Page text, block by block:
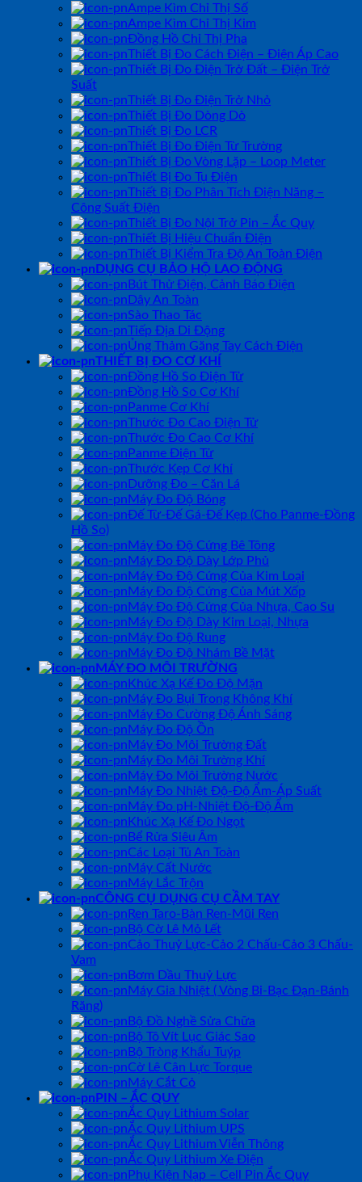
Ampe Kìm Chỉ Thị Số
Ampe Kìm Chỉ Thị Kim
Đồng Hồ Chỉ Thị Pha
Thiết Bị Đo Cách Điện – Điện Áp Cao
Thiết Bị Đo Điện Trở Đất – Điện Trở
Suất
Thiết Bị Đo Điện Trở Nhỏ
Thiết Bị Đo Dòng Dò
Thiết Bị Đo LCR
Thiết Bị Đo Điện Từ Trường
Thiết Bị Đo Vòng Lặp – Loop Meter
Thiết Bị Đo Tụ Điện
Thiết Bị Đo Phân Tích Điện Năng –
Công Suất Điện
Thiết Bị Đo Nội Trở Pin – Ắc Quy
Thiết Bị Hiệu Chuẩn Điện
Thiết Bị Kiểm Tra Độ An Toàn Điện
DỤNG CỤ BẢO HỘ LAO ĐỘNG
Bút Thử Điện, Cảnh Báo Điện
Dây An Toàn
Sào Thao Tác
Tiếp Địa Di Động
Ủng Thảm Găng Tay Cách Điện
THIẾT BỊ ĐO CƠ KHÍ
Đồng Hồ So Điện Tử
Đồng Hồ So Cơ Khí
Panme Cơ Khí
Thước Đo Cao Điện Tử
Thước Đo Cao Cơ Khí
Panme Điện Tử
Thước Kẹp Cơ Khí
Dưỡng Đo – Căn Lá
Máy Đo Độ Bóng
Đế Từ-Đế Gá-Đế Kẹp (Cho Panme-Đồng
Hồ So)
Máy Đo Độ Cứng Bê Tông
Máy Đo Độ Dày Lớp Phủ
Máy Đo Độ Cứng Của Kim Loại
Máy Đo Độ Cứng Của Mút Xốp
Máy Đo Độ Cứng Của Nhựa, Cao Su
Máy Đo Độ Dày Kim Loại, Nhựa
Máy Đo Độ Rung
Máy Đo Độ Nhám Bề Mặt
MÁY ĐO MÔI TRƯỜNG
Khúc Xạ Kế Đo Độ Mặn
Máy Đo Bụi Trong Không Khí
Máy Đo Cường Độ Ánh Sáng
Máy Đo Độ Ồn
Máy Đo Môi Trường Đất
Máy Đo Môi Trường Khí
Máy Đo Môi Trường Nước
Máy Đo Nhiệt Độ-Độ Ẩm-Áp Suất
Máy Đo pH-Nhiệt Độ-Độ Ẩm
Khúc Xạ Kế Đo Ngọt
Bể Rửa Siêu Âm
Các Loại Tủ An Toàn
Máy Cất Nước
Máy Lắc Trộn
CÔNG CỤ DỤNG CỤ CẦM TAY
Ren Taro-Bàn Ren-Mũi Ren
Bộ Cờ Lê Mỏ Lết
Cảo Thuỷ Lực-Cảo 2 Chấu-Cảo 3 Chấu-
Vam
Bơm Dầu Thuỷ Lực
Máy Gia Nhiệt ( Vòng Bi-Bạc Đạn-Bánh
Răng)
Bộ Đồ Nghề Sửa Chữa
Bộ Tô Vít Lục Giác Sao
Bộ Tròng Khẩu Tuýp
Cờ Lê Cân Lực Torque
Máy Cắt Cỏ
PIN – ẮC QUY
Ắc Quy Lithium Solar
Ắc Quy Lithium UPS
Ắc Quy Lithium Viễn Thông
Ắc Quy Lithium Xe Điện
Phụ Kiện Nạp – Cell Pin Ắc Quy